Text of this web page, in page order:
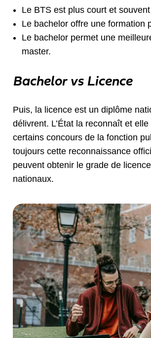
Le BTS est plus court et
Le bachelor offre une formation
Le bachelor permet une
master.
Bachelor vs Licence
Puis, la licence est un diplôme
délivrent. L’État la reconnaît et
certains concours de la fonction
toujours cette reconnaissance
peuvent obtenir le grade de
nationaux.